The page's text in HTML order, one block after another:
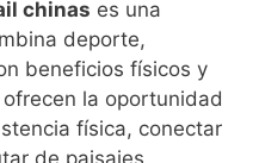
chinas es una
deporte,‌
beneficios físicos y
la oportunidad
física, conectar
de paisajes